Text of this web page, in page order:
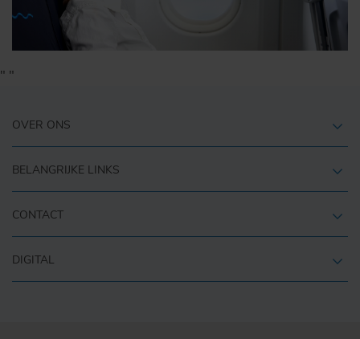
" "
OVER ONS
BELANGRIJKE LINKS
CONTACT
DIGITAL